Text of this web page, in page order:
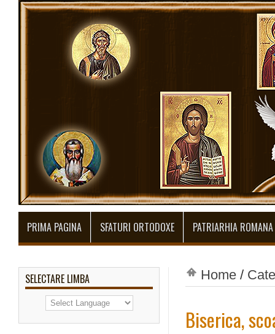
PRIMA PAGINA SFATURI ORTODOXE PATRIARHIA ROMANA
Home /
Biserica,
SELECTARE LIMBA